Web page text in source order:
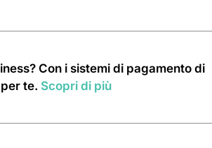
Con i sistemi di pagamento di
te. Scopri di più